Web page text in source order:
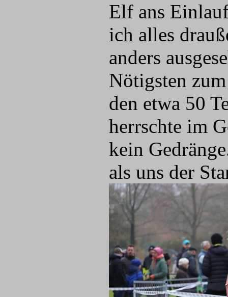
Elf ans
ich alles
anders
Nötigsten
den etwa 50
herrschte im
kein
als uns der